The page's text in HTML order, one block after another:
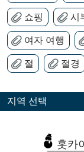
쇼핑 시
여자 여행
절 절경
지역 선택
홋카